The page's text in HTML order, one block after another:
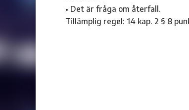
• Det är fråga om återfall.
Tillämplig regel: 14 kap. 2 § 8